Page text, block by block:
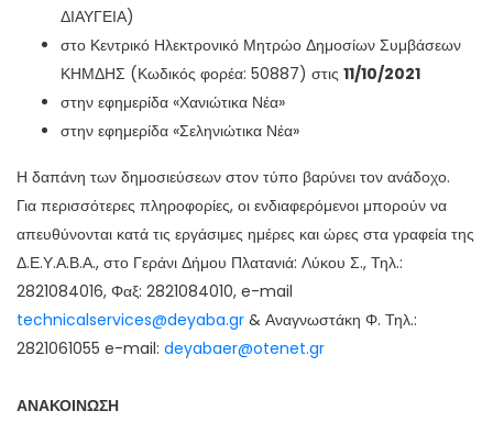
ΔΙΑΥΓΕΙΑ)
στο Κεντρικό Ηλεκτρονικό Μητρώο Δημοσίων Συμβάσεων
ΚΗΜΔΗΣ (Κωδικός φορέα: 50887) στις 11/10/2021
στην εφημερίδα «Χανιώτικα Νέα»
στην εφημερίδα «Σεληνιώτικα Νέα»
Η δαπάνη των δημοσιεύσεων στον τύπο βαρύνει τον ανάδοχο.
Για περισσότερες πληροφορίες, οι ενδιαφερόμενοι μπορούν να
απευθύνονται κατά τις εργάσιμες ημέρες και ώρες στα γραφεία της
Δ.Ε.Υ.Α.Β.Α., στο Γεράνι Δήμου Πλατανιά: Λύκου Σ., Τηλ.:
2821084016, Φαξ: 2821084010, e-mail
technicalservices@deyaba.gr & Αναγνωστάκη Φ. Τηλ.:
2821061055 e-mail: deyabaer@otenet.gr
ΑΝΑΚΟΙΝΩΣΗ